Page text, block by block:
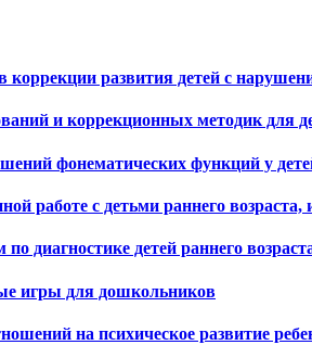
коррекции развития детей с
и коррекционных методик
фонематических функций у
работе с детьми раннего
диагностике детей раннего
игры для дошкольников
на психическое развитие